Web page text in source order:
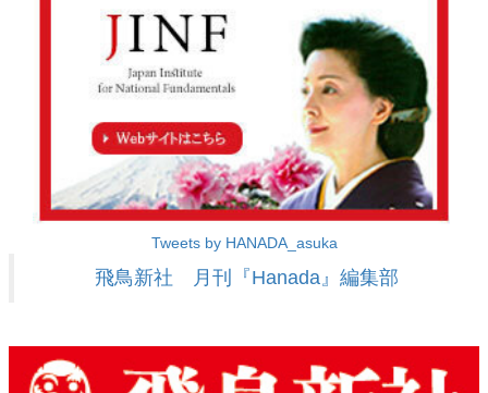
Tweets by HANADA_asuka
飛鳥新社 月刊『Hanada』編集部